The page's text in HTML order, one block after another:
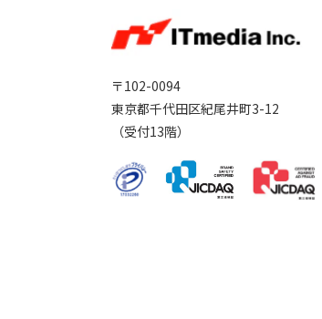
〒102-0094
東京都千代田区紀尾井町3-12
（受付13階）